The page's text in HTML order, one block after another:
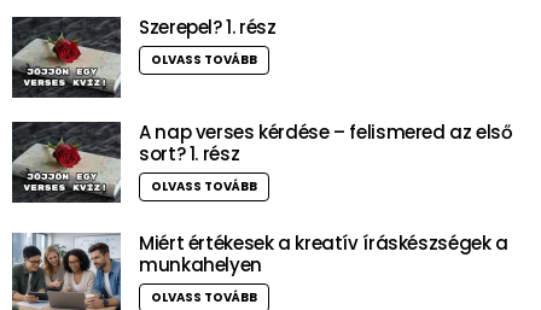
Szerepel? 1. rész
OLVASS TOVÁBB
A nap verses kérdése – felismered az első
sort? 1. rész
OLVASS TOVÁBB
Miért értékesek a kreatív íráskészségek a
munkahelyen
OLVASS TOVÁBB